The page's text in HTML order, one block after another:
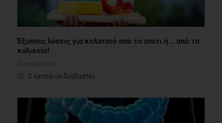
Έξυπνες λύσεις για κολατσιό από το σπίτι ή... από το
κυλικείο!
Οικογένεια
2 λεπτά να διαβαστεί